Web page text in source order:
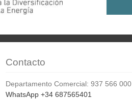
Contacto
Departamento Comercial: 937 566 000
WhatsApp +34 687565401